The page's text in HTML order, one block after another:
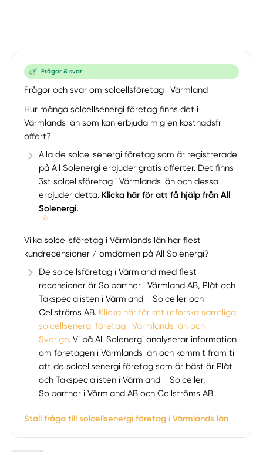
Frågor & svar
Frågor och svar om solcellsföretag i Värmland
Hur många solcellsenergi företag finns det i
Värmlands län som kan erbjuda mig en kostnadsfri
offert?
Alla de solcellsenergi företag som är registrerade
på All Solenergi erbjuder gratis offerter. Det finns
3st solcellsföretag i Värmlands län och dessa
erbjuder detta. Klicka här för att få hjälp från All
Solenergi.
Vilka solcellsföretag i Värmlands län har flest
kundrecensioner / omdömen på All Solenergi?
De solcellsföretag i Värmland med flest
recensioner är Solpartner i Värmland AB, Plåt och
Takspecialisten i Värmland - Solceller och
Cellströms AB. Klicka här för att utforska samtliga
solcellsenergi företag i Värmlands län och
Sverige. Vi på All Solenergi analyserar information
om företagen i Värmlands län och kommit fram till
att de solcellsenergi företag som är bäst är Plåt
och Takspecialisten i Värmland - Solceller,
Solpartner i Värmland AB och Cellströms AB.
Ställ fråga till solcellsenergi företag i Värmlands län